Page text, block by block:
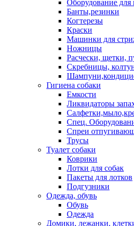
Оборудование для
Банты,резинки
Когтерезы
Краски
Машинки для
Ножницы
Расчески, щетки,
Скребницы,
Гигиена собаки
Емкости
Ликвидаторы
Спец.
Спреи
Трусы
Туалет собаки
Коврики
Лотки для собак
Пакеты для лотков
Подгузники
Одежда, обувь
Обувь
Одежда
Домики, лежанки,